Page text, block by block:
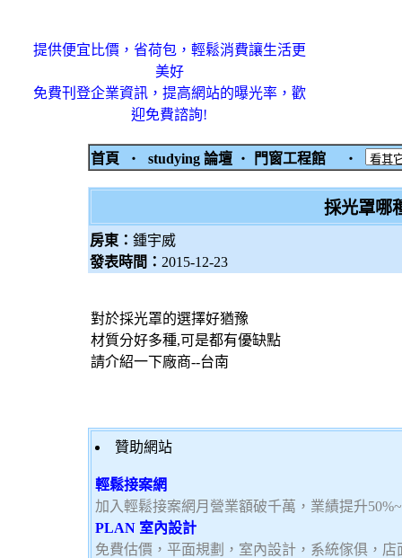
提供便宜比價，省荷包，輕鬆消費讓生活更
美好
免費刊登企業資訊，提高網站的曝光率，歡
迎免費諮詢!
首頁 ‧ studying 論壇 ‧ 門窗工程館 ‧
採光罩哪
房東： 鍾宇威
發表時間： 2015-12-23
對於採光罩的選擇好猶豫
材質分好多種,可是都有優缺點
請介紹一下廠商--台南
贊助網站
輕鬆接案網
加入輕鬆接案網月營業額破千萬，業績提升
PLAN 室內設計
免費估價，平面規劃，室內設計，系統傢俱，